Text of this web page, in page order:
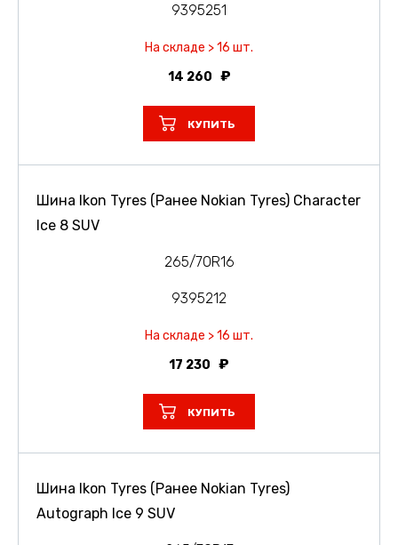
9395251
На складе > 16 шт.
14 260
КУПИТЬ
Шина Ikon Tyres (Ранее Nokian Tyres) Character
Ice 8 SUV
265/70R16
9395212
На складе > 16 шт.
17 230
КУПИТЬ
Шина Ikon Tyres (Ранее Nokian Tyres)
Autograph Ice 9 SUV